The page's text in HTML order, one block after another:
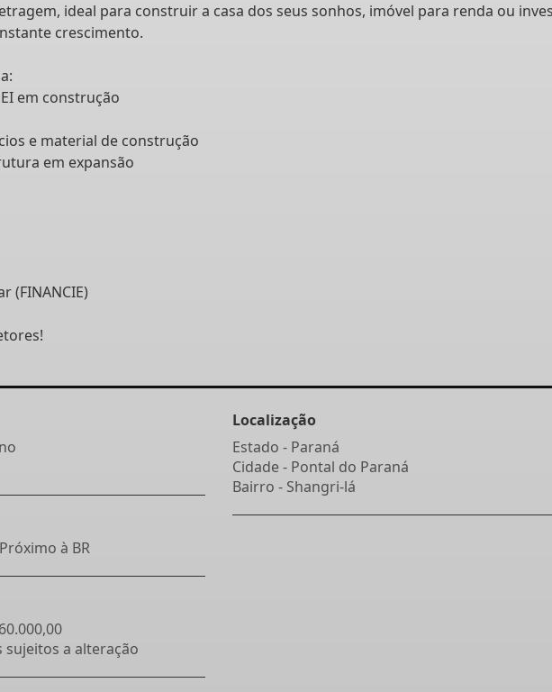
ideal para construir a casa dos seus sonhos, imóvel para renda ou
crescimento.
em construção
e material de construção
em expansão
(FINANCIE)
à BR
sujeitos a alteração
Localização
Estado - Paraná
Cidade - Pontal do Paraná
Bairro - Shangri-lá